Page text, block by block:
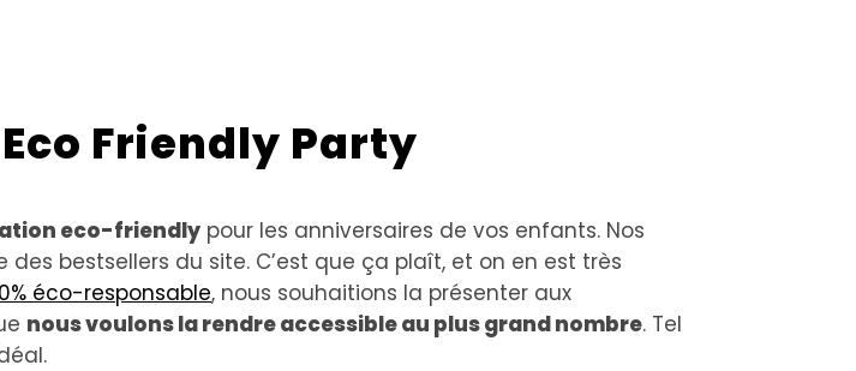
Friendly Party
eco-friendly pour les anniversaires de vos enfants. Nos
des bestsellers du site. C’est que ça plaît, et on en est très
éco-responsable, nous souhaitions la présenter aux
nous voulons la rendre accessible au plus grand nombre. Tel